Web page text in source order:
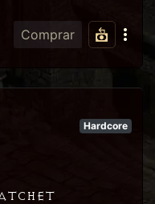
Comprar
Hardcore